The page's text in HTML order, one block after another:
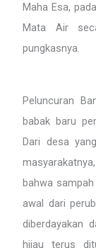
Maha Esa,
Mata Air
pungkasnya.
Peluncuran
babak baru
Dari desa
bahwa
awal dari
diberdayakan
hijau terus